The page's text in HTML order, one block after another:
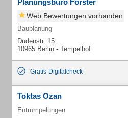
Planungsbüro Förster
Web Bewertungen vorhanden
Bauplanung
Dudenstr. 15
10965 Berlin - Tempelhof
Gratis-Digitalcheck
Toktas Ozan
Entrümpelungen